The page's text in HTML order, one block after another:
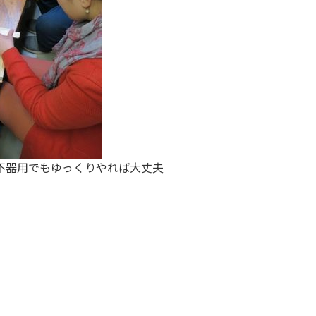
用でもゆっくりやれば大丈夫